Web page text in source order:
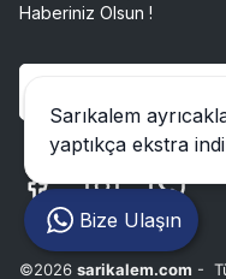
Haberiniz Olsun !
©2026 sarikalem.com -
Bize Ulaşın
Sarıkalem
yaptıkça ekstra